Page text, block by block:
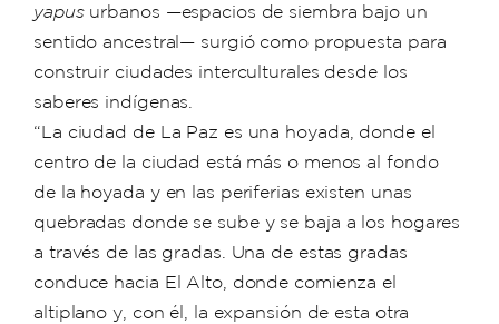
yapusurbanos —espacios de siembra bajo un
sentido ancestral— surgió como propuesta para
construir ciudades interculturales desde los
saberes indígenas.
“La ciudad de La Paz es una hoyada, donde el
centro de la ciudad está más o menos al fondo
de la hoyada y en las periferias existen unas
quebradas donde se sube y se baja a los hogares
a través de las gradas. Una de estas gradas
conduce hacia El Alto, donde comienza el
altiplano y, con él, la expansión de esta otra